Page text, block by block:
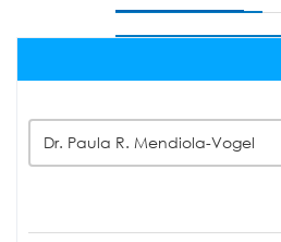
Dr. Paula R. Mendiola-Vogel